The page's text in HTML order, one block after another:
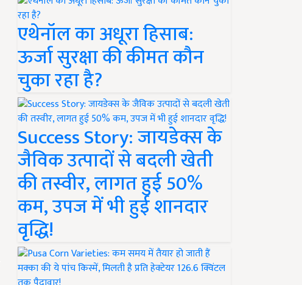
एथेनॉल का अधूरा हिसाब:
ऊर्जा सुरक्षा की कीमत कौन
चुका रहा है?
Success Story: जायडेक्स के
जैविक उत्पादों से बदली खेती
की तस्वीर, लागत हुई 50%
कम, उपज में भी हुई शानदार
वृद्धि!